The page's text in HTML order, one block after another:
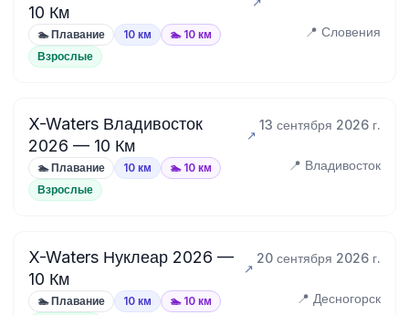
10 Км
🏊 Плавание 10 км 🏊 10 км 📍 Словения
Взрослые
X-Waters Владивосток
2026 — 10 Км
13 сентября 2026 г.
🏊 Плавание 10 км 🏊 10 км 📍 Владивосток
Взрослые
X-Waters Нуклеар 2026 —
10 Км
20 сентября 2026 г.
🏊 Плавание 10 км 🏊 10 км 📍 Десногорск